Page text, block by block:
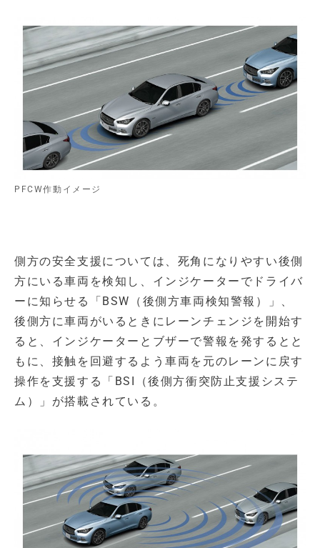
PFCW作動イメージ
側方の安全支援については、死角になりやすい後側
方にいる車両を検知し、インジケーターでドライバ
ーに知らせる「BSW（後側方車両検知警報）」、
後側方に車両がいるときにレーンチェンジを開始す
ると、インジケーターとブザーで警報を発するとと
もに、接触を回避するよう車両を元のレーンに戻す
操作を支援する「BSI（後側方衝突防止支援システ
ム）」が搭載されている。